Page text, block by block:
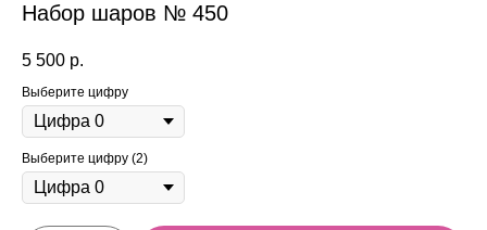
Набор шаров № 450
5 500 р.
Выберите цифру
Выберите цифру (2)